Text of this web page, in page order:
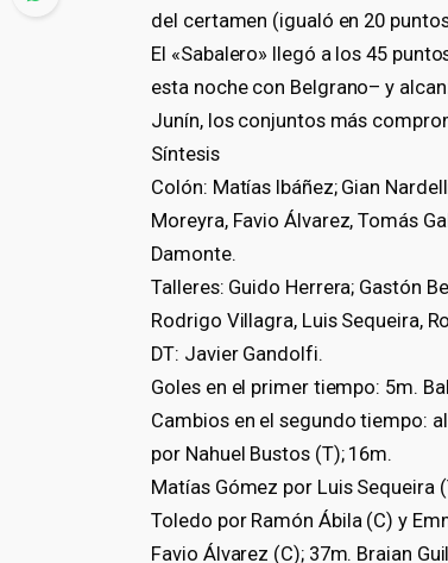
del certamen (igualó en 20
El «Sabalero» llegó a los 45
esta noche con Belgrano– y
Junín, los conjuntos más
Síntesis
Colón: Matías Ibáñez; Gian
Moreyra, Favio Álvarez, Tomás
Damonte.
Talleres: Guido Herrera; Gastón
Rodrigo Villagra, Luis Sequeira,
DT: Javier Gandolfi.
Goles en el primer tiempo: 5m.
Cambios en el segundo tiempo:
por Nahuel Bustos (T); 16m.
Matías Gómez por Luis Sequeira
Toledo por Ramón Ábila (C) y
Favio Álvarez (C); 37m. Braian